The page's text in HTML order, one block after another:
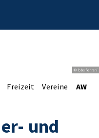
© bbsferrari
Freizeit Vereine AWO
und